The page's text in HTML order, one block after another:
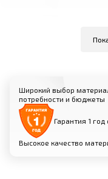
индивидуально
Сборка: простая и
специальных
Широкий выбор
потребности и бюджеты
Гарантия 1 год
Высокое качество